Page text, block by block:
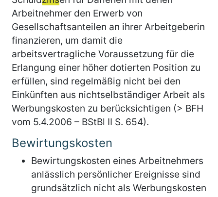
Arbeitnehmer den Erwerb von
Gesellschaftsanteilen an ihrer Arbeitgeberin
finanzieren, um damit die
arbeitsvertragliche Voraussetzung für die
Erlangung einer höher dotierten Position zu
erfüllen, sind regelmäßig nicht bei den
Einkünften aus nichtselbständiger Arbeit als
Werbungskosten zu berücksichtigen (> BFH
vom 5.4.2006 – BStBl II S. 654).
Bewirtungskosten
Bewirtungskosten eines Arbeitnehmers
anlässlich persönlicher Ereignisse sind
grundsätzlich nicht als Werbungskosten